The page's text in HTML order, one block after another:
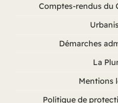
Comptes-rendus du
Démarches
La
Mentions
Politique de